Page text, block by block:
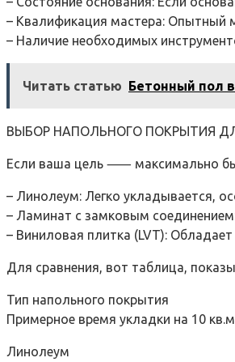
– Квалификация мастера: Опытный
– Наличие необходимых
Читать статью Бетонный пол
ВЫБОР НАПОЛЬНОГО ПОКРЫТИЯ
Если ваша цель ⸺ максимально
– Линолеум: Легко укладывается,
– Ламинат с замковым
– Виниловая плитка (LVT):
Для сравнения, вот таблица,
Тип напольного покрытия
Примерное время укладки на 10
Линолеум